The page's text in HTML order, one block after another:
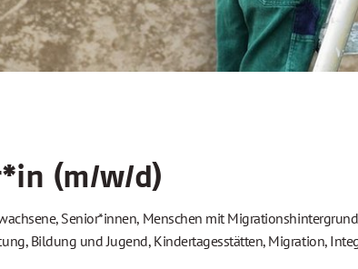
*in (m/w/d)
Senior*innen, Menschen mit
Bildung und Jugend, Kindertagesstätten, Migration,